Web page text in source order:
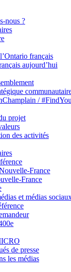
nous ?
français
aujourd’hui
/
projet
des activités
France
France
et médias
de presse
les médias